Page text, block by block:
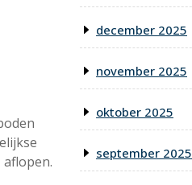
december 2025
november 2025
oktober 2025
september 2025